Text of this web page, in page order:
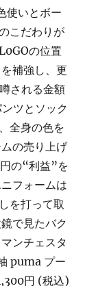
使いとボー
こだわりが
の位置
補強し、更
される金額
ツとソック
全身の色を
の売り上げ
の“利益”を
フォームは
を打って取
で見たバク
ンチェスタ
puma プー
円 (税込)